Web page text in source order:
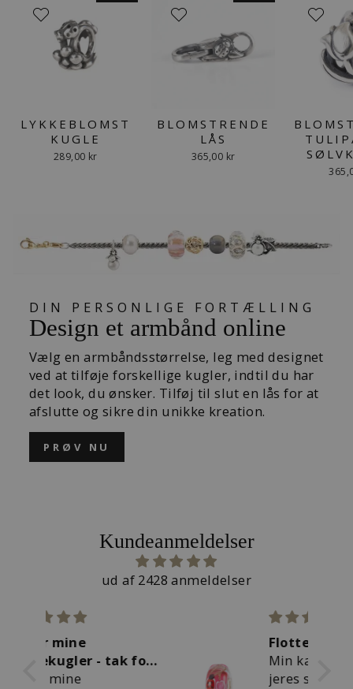
LYKKEBLOMST
KUGLE
289,00 kr
BLOMSTRENDE
LÅS
365,00 kr
DIN PERSONLIGE FORTÆLLING
Design et armbånd online
Vælg en armbåndsstørrelse, leg med designet
ved at tilføje forskellige kugler, indtil du har
det look, du ønsker. Tilføj til slut en lås for at
afslutte og sikre din unikke kreation.
PRØV NU
Kundeanmeldelser
ud af 2428 anmeldelser
Min kæreste elsker
jeres smukke smykker